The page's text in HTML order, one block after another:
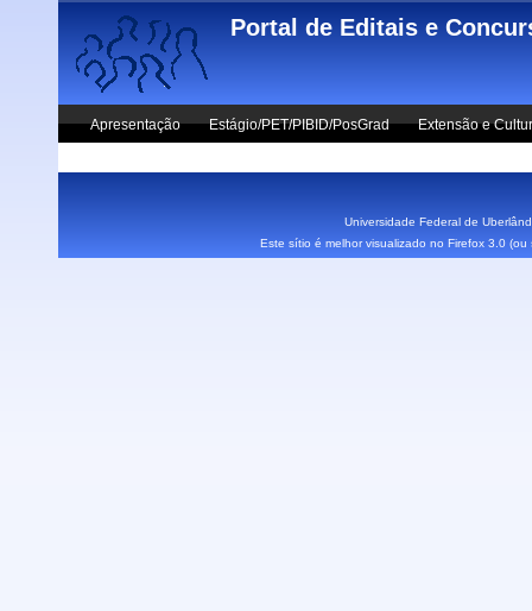
Skip to main content
Portal de Editais e
Apresentação Estágio/PET/PIBID/PosGrad Extensão e
Universidade Federal de
Este sítio é melhor visualizado no Firefox 3.0